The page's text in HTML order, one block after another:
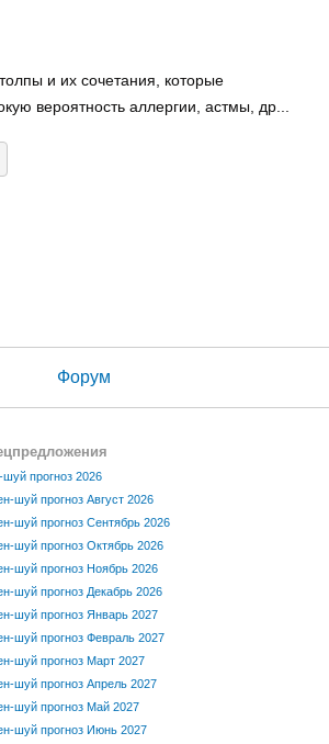
и их сочетания, которые
вероятность аллергии, астмы, др...
Форум
прогноз 2026
шуй прогноз Август 2026
шуй прогноз Сентябрь 2026
шуй прогноз Октябрь 2026
шуй прогноз Ноябрь 2026
шуй прогноз Декабрь 2026
шуй прогноз Январь 2027
шуй прогноз Февраль 2027
шуй прогноз Март 2027
шуй прогноз Апрель 2027
шуй прогноз Май 2027
шуй прогноз Июнь 2027